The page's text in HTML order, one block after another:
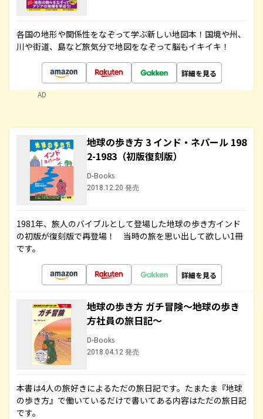
各国の地形や関係性をなぞって学ぶ新しい地図本！国境や州、
川や街道、島など旅気分で地図をなぞって脳もイキイキ！
詳細を見る
AD
地球の歩き方 3 インド・ネパール 198
2-1983（初版復刻版）
D-Books
2018.12.20 発売
1981年、旅人のバイブルとして登場した地球の歩き方インド
の初版が復刻版で再登場！ 当時の旅を思い出して欲しい1冊
です。
詳細を見る
地球の歩き方 ガチ冒険～地球の歩き
方社員の旅日記～
D-Books
2018.04.12 発売
本書は4人の旅好きによるただの旅日記です。たまたま『地球
の歩き方』で働いているだけで書いてある内容はただの旅日記
です。